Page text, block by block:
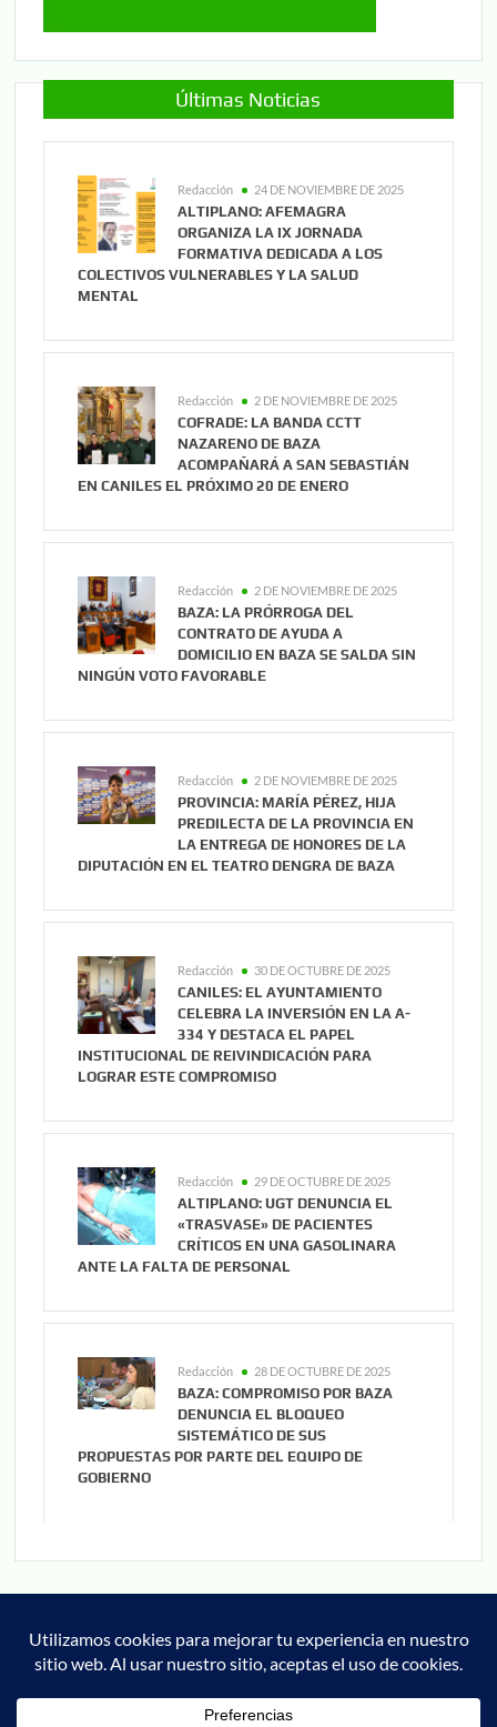
Últimas Noticias
Redacción 24 DE NOVIEMBRE DE 2025
ALTIPLANO: AFEMAGRA
ORGANIZA LA IX JORNADA
FORMATIVA DEDICADA A LOS
COLECTIVOS VULNERABLES Y LA SALUD
MENTAL
Redacción 2 DE NOVIEMBRE DE 2025
COFRADE: LA BANDA CCTT
NAZARENO DE BAZA
ACOMPAÑARÁ A SAN SEBASTIÁN
EN CANILES EL PRÓXIMO 20 DE ENERO
Redacción 2 DE NOVIEMBRE DE 2025
BAZA: LA PRÓRROGA DEL
CONTRATO DE AYUDA A
DOMICILIO EN BAZA SE SALDA SIN
NINGÚN VOTO FAVORABLE
Redacción 2 DE NOVIEMBRE DE 2025
PROVINCIA: MARÍA PÉREZ, HIJA
PREDILECTA DE LA PROVINCIA EN
LA ENTREGA DE HONORES DE LA
DIPUTACIÓN EN EL TEATRO DENGRA DE BAZA
Redacción 30 DE OCTUBRE DE 2025
CANILES: EL AYUNTAMIENTO
CELEBRA LA INVERSIÓN EN LA A-
334 Y DESTACA EL PAPEL
INSTITUCIONAL DE REIVINDICACIÓN PARA
LOGRAR ESTE COMPROMISO
Redacción 29 DE OCTUBRE DE 2025
ALTIPLANO: UGT DENUNCIA EL
«TRASVASE» DE PACIENTES
CRÍTICOS EN UNA GASOLINARA
ANTE LA FALTA DE PERSONAL
Redacción 28 DE OCTUBRE DE 2025
BAZA: COMPROMISO POR BAZA
DENUNCIA EL BLOQUEO
SISTEMÁTICO DE SUS
PROPUESTAS POR PARTE DEL EQUIPO DE
GOBIERNO
Noticias Cultura
Deportes
Cofrade
Granada Actualidad